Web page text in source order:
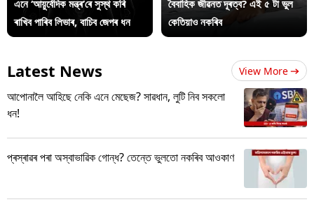
এনে ‘আয়ুৰ্বেদিক মন্ত্ৰ’ৰে সুস্থ কৰি
ৰাখিব পাৰিব লিভাৰ, বাচিব জেপৰ ধন
বৈবাহিক জীৱনত দূৰত্ব? এই ৫ টা ভুল
কেতিয়াও নকৰিব
Latest News View More
আপোনালৈ আহিছে নেকি এনে মেছেজ? সাৱধান, লুটি নিব সকলো
ধন!
প্ৰস্ৰাৱৰ পৰা অস্বাভাৱিক গোন্ধ? তেন্তে ভুলতো নকৰিব আওকাণ